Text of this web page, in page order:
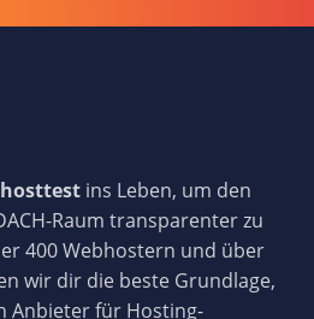
hosttest ins Leben, um den
Raum transparenter zu
400 Webhostern und über
wir dir die beste Grundlage,
Anbieter für Hosting-